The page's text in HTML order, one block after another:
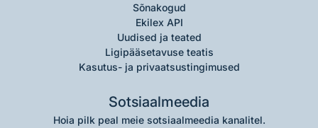
Sõnakogud
Ekilex API
Uudised ja teated
Ligipääsetavuse teatis
Kasutus- ja privaatsustingimused
Sotsiaalmeedia
Hoia pilk peal meie sotsiaalmeedia kanalitel.